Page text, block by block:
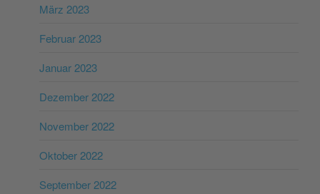
März 2023
Februar 2023
Januar 2023
Dezember 2022
November 2022
Oktober 2022
September 2022